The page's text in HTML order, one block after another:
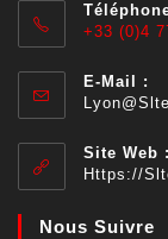
+33 (0)4
E-Mail :
Site Web :
Https://
Nous Suivre